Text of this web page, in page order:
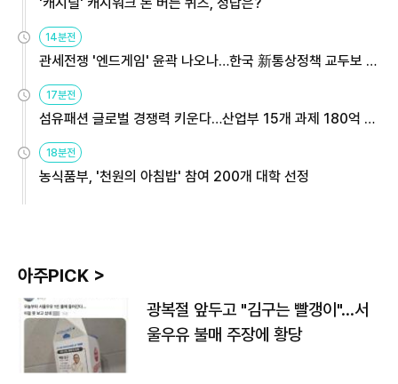
14분전
관세전쟁 '엔드게임' 윤곽 나오나…한국 新통상정책 교두보 활
17분전
섬유패션 글로벌 경쟁력 키운다…산업부 15개 과제 180억 지
18분전
농식품부, '천원의 아침밥' 참여 200개 대학 선정
아주PICK >
광복절 앞두고 "김구는 빨갱이"…서
울우유 불매 주장에 황당